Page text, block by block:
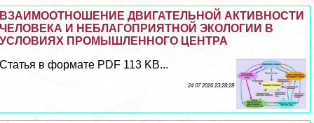
ВЗАИМООТНОШЕНИЕ ДВИГАТЕЛЬНОЙ АКТИВНОСТИ
ЧЕЛОВЕКА И НЕБЛАГОПРИЯТНОЙ ЭКОЛОГИИ В
УСЛОВИЯХ ПРОМЫШЛЕННОГО ЦЕНТРА
Статья в формате PDF 113 KB...
24 07 2026 23:28:28